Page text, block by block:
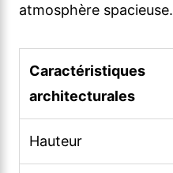
atmosphère spacieuse.
Caractéristiques
architecturales
Hauteur